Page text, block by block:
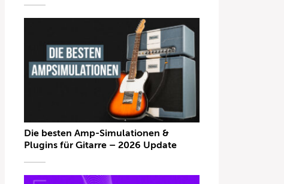
Die besten Amp-Simulationen &
Plugins für Gitarre – 2026 Update